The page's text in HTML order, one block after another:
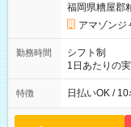
あり 試用期間
です。
福岡県糟屋郡
アマゾンジ
勤務時間
シフト制
1日あたりの
特徴 日払いOK /